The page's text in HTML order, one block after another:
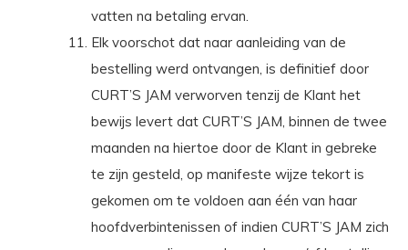
vatten na betaling ervan.
Elk voorschot dat naar aanleiding van de
bestelling werd ontvangen, is definitief door
CURT’S JAM verworven tenzij de Klant het
bewijs levert dat CURT’S JAM, binnen de twee
maanden na hiertoe door de Klant in gebreke
te zijn gesteld, op manifeste wijze tekort is
gekomen om te voldoen aan één van haar
hoofdverbintenissen of indien CURT’S JAM zich